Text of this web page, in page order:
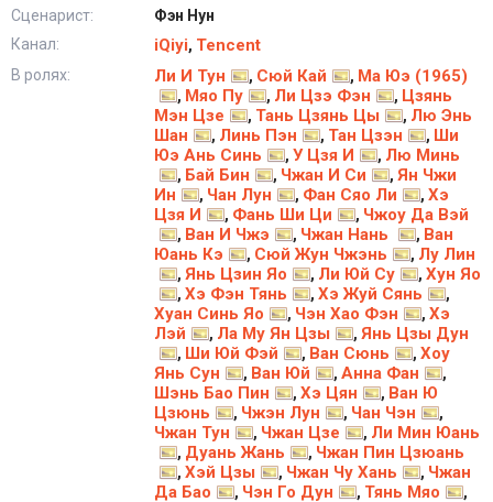
Сценарист:
Фэн Нун
Канал:
iQiyi, Tencent
В ролях: Ли И Тун , Сюй Кай , Ма Юэ (1965)
, Мяо Пу , Ли Цзэ Фэн , Цзянь
Мэн Цзе
, Тань Цзянь Цы , Лю Энь
Шан
, Линь Пэн , Тан Цзэн , Ши
Юэ Ань Синь
, У Цзя И , Лю Минь
, Бай Бин , Чжан И Си , Ян Чжи
Ин
, Чан Лун , Фан Сяо Ли , Хэ
Цзя И
, Фань Ши Ци , Чжоу Да Вэй
, Ван И Чжэ , Чжан Нань , Ван
Юань Кэ
, Сюй Жун Чжэнь , Лу Лин
, Янь Цзин Яо , Ли Юй Су , Хун Яо
, Хэ Фэн Тянь , Хэ Жуй Сянь ,
Хуан Синь Яо , Чэн Хао Фэн , Хэ
Лэй
, Ла Му Ян Цзы , Янь Цзы Дун
, Ши Юй Фэй , Ван Сюнь , Хоу
Янь Сун
, Ван Юй , Анна Фан ,
Шэнь Бао Пин , Хэ Цян , Ван Ю
Цзюнь
, Чжэн Лун , Чан Чэн ,
Чжан Тун , Чжан Цзе , Ли Мин Юань
, Дуань Жань , Чжан Пин Цзюань
, Хэй Цзы , Чжан Чу Хань , Чжан
Да Бао
, Чэн Го Дун , Тянь Мяо ,